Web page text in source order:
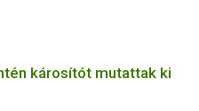
károsítót mutattak ki